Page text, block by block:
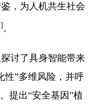
，为人机共生社会
。
讨了具身智能带来
性”多维风险，并呼
提出“安全基因”植